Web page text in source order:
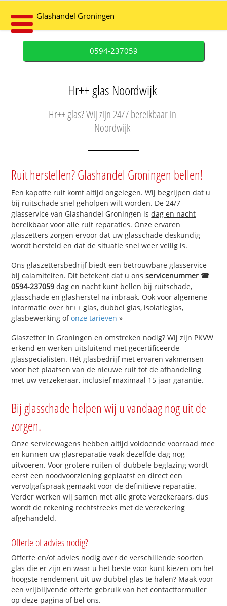
Glashandel Groningen
0594-237059
Hr++ glas Noordwijk
Hr++ glas? Wij zijn 24/7 bereikbaar in
Noordwijk
Ruit herstellen? Glashandel Groningen bellen!
Een kapotte ruit komt altijd ongelegen. Wij begrijpen dat u
bij ruitschade snel geholpen wilt worden. De 24/7
glasservice van Glashandel Groningen isdag en nacht
bereikbaar voor alle ruit reparaties. Onze ervaren
glaszetters zorgen ervoor dat uw glasschade deskundig
wordt hersteld en dat de situatie snel weer veilig is.
Ons glaszettersbedrijf biedt een betrouwbare glasservice
bij calamiteiten. Dit betekent dat u onsservicenummer ☎
0594-237059 dag en nacht kunt bellen bij ruitschade,
glasschade en glasherstel na inbraak. Ook voor algemene
informatie over hr++ glas, dubbel glas, isolatieglas,
glasbewerking ofonze tarieven »
Glaszetter in Groningen en omstreken nodig? Wij zijn PKVW
erkend en werken uitsluitend met gecertificeerde
glasspecialisten. Hét glasbedrijf met ervaren vakmensen
voor het plaatsen van de nieuwe ruit tot de afhandeling
met uw verzekeraar, inclusief maximaal 15 jaar garantie.
Bij glasschade helpen wij u vandaag nog uit de
zorgen.
Onze servicewagens hebben altijd voldoende voorraad mee
en kunnen uw glasreparatie vaak dezelfde dag nog
uitvoeren. Voor grotere ruiten of dubbele beglazing wordt
eerst een noodvoorziening geplaatst en direct een
vervolgafspraak gemaakt voor de definitieve reparatie.
Verder werken wij samen met alle grote verzekeraars, dus
wordt de rekening rechtstreeks met de verzekering
afgehandeld.
Offerte of advies nodig?
Offerte en/of advies nodig over de verschillende soorten
glas die er zijn en waar u het beste voor kunt kiezen om het
hoogste rendement uit uw dubbel glas te halen? Maak voor
een vrijblijvende offerte gebruik van het contactformulier
op deze pagina of bel ons.